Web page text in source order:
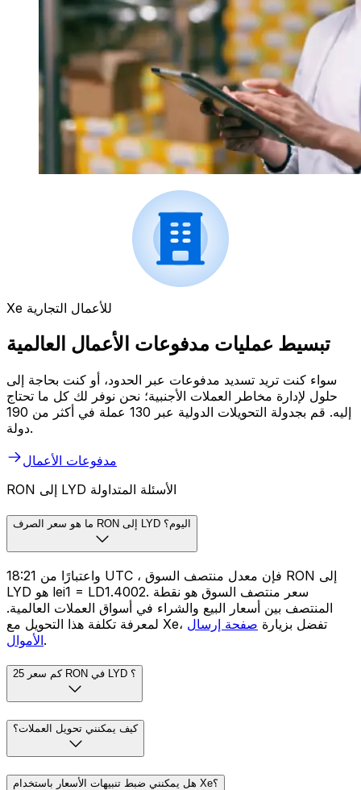
Xe للأعمال التجارية
تبسيط عمليات مدفوعات الأعمال العالمية
سواء كنت تريد تسديد مدفوعات عبر الحدود، أو كنت بحاجة إلى
حلول لإدارة مخاطر العملات الأجنبية؛ نحن نوفر لك كل ما تحتاج
إليه. قم بجدولة التحويلات الدولية عبر 130 عملة في أكثر من 190
دولة.
مدفوعات الأعمال
RON إلى LYD الأسئلة المتداولة
ما هو سعر الصرف RON إلى LYD اليوم؟
واعتبارًا من 18:21 UTC ، فإن معدل منتصف السوق RON إلى
LYD هو lei1 = LD1.4002. سعر منتصف السوق هو نقطة
المنتصف بين أسعار البيع والشراء في أسواق العملات العالمية.
لمعرفة تكلفة هذا التحويل مع Xe، تفضل بزيارة صفحة إرسال
الأموال.
كم سعر 25 RON في LYD ؟
كيف يمكنني تحويل العملات؟
هل يمكنني ضبط تنبيهات الأسعار باستخدام Xe؟